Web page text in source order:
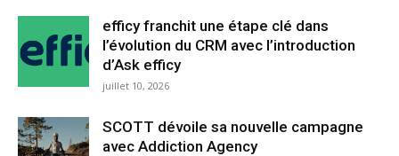
efficy franchit une étape clé dans
l’évolution du CRM avec l’introduction
d’Ask efficy
juillet 10, 2026
SCOTT dévoile sa nouvelle campagne
avec Addiction Agency